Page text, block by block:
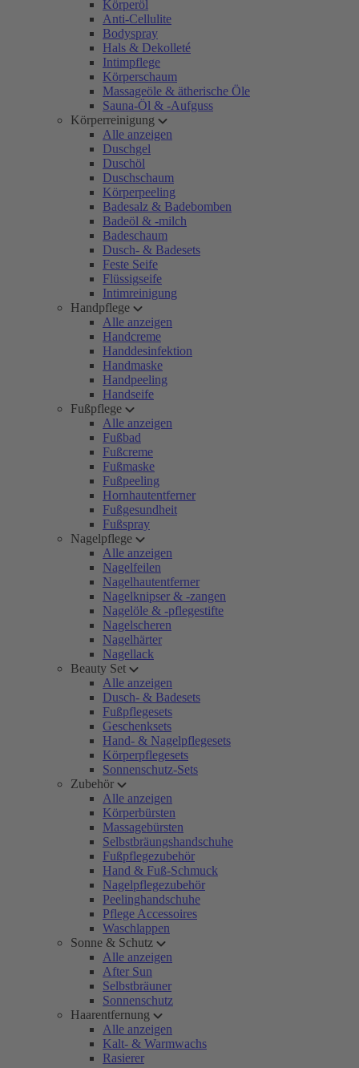
Körperöl
Anti-Cellulite
Bodyspray
Hals & Dekolleté
Intimpflege
Körperschaum
Massageöle & ätherische Öle
Sauna-Öl & -Aufguss
Körperreinigung
Alle anzeigen
Duschgel
Duschöl
Duschschaum
Körperpeeling
Badesalz & Badebomben
Badeöl & -milch
Badeschaum
Dusch- & Badesets
Feste Seife
Flüssigseife
Intimreinigung
Handpflege
Alle anzeigen
Handcreme
Handdesinfektion
Handmaske
Handpeeling
Handseife
Fußpflege
Alle anzeigen
Fußbad
Fußcreme
Fußmaske
Fußpeeling
Hornhautentferner
Fußgesundheit
Fußspray
Nagelpflege
Alle anzeigen
Nagelfeilen
Nagelhautentferner
Nagelknipser & -zangen
Nagelöle & -pflegestifte
Nagelscheren
Nagelhärter
Nagellack
Beauty Set
Alle anzeigen
Dusch- & Badesets
Fußpflegesets
Geschenksets
Hand- & Nagelpflegesets
Körperpflegesets
Sonnenschutz-Sets
Zubehör
Alle anzeigen
Körperbürsten
Massagebürsten
Selbstbräungshandschuhe
Fußpflegezubehör
Hand & Fuß-Schmuck
Nagelpflegezubehör
Peelinghandschuhe
Pflege Accessoires
Waschlappen
Sonne & Schutz
Alle anzeigen
After Sun
Selbstbräuner
Sonnenschutz
Haarentfernung
Alle anzeigen
Kalt- & Warmwachs
Rasierer